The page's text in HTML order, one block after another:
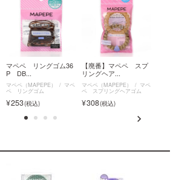
マペペ リングゴム36
P DB...
マペペ（MAPEPE） マペ
ペ リングゴム
253
【廃番】マペペ スプ
リングヘア...
マペペ（MAPEPE） マペ
ペ スプリングヘアゴム
308